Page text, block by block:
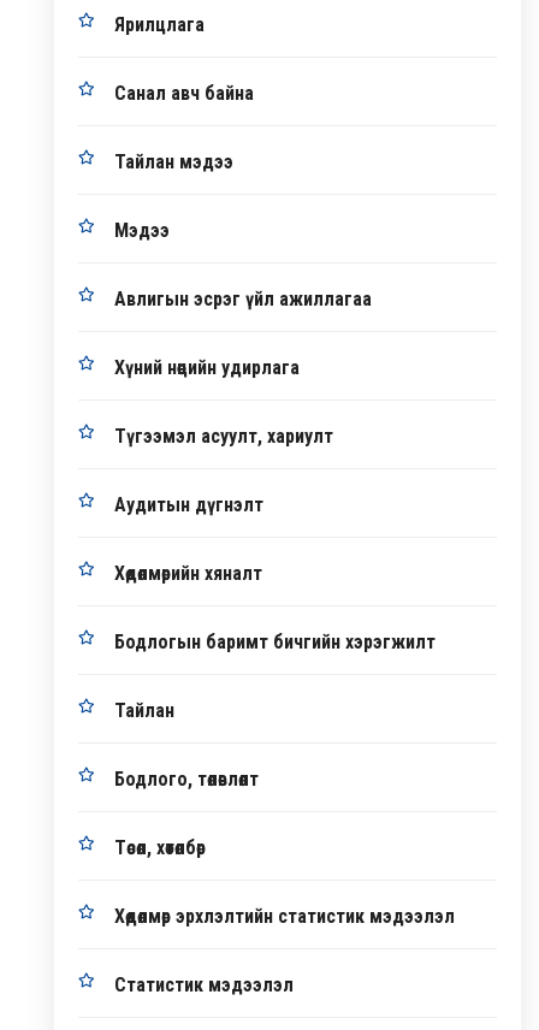
Ярилцлага
Санал авч байна
Тайлан мэдээ
Мэдээ
Авлигын эсрэг үйл ажиллагаа
Хүний нөөцийн удирлага
Түгээмэл асуулт, хариулт
Аудитын дүгнэлт
Хөдөлмөрийн хяналт
Бодлогын баримт бичгийн хэрэгжилт
Тайлан
Бодлого, төлөвлөлт
Төсөл, хөтөлбөр
Хөдөлмөр эрхлэлтийн статистик мэдээлэл
Статистик мэдээлэл